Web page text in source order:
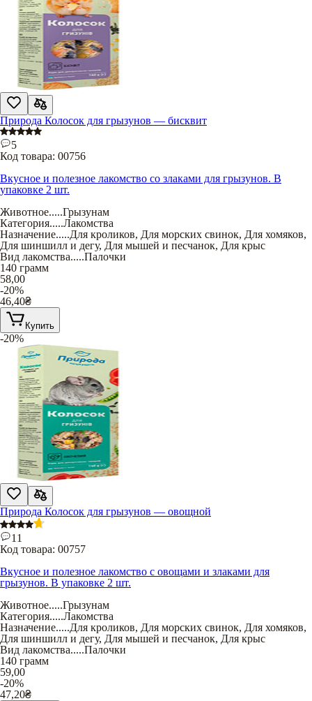
Природа Колосок для грызунов — бисквит
5
Код товара: 00756
Вкусное и полезное лакомство со злаками для грызунов. В
упаковке 2 шт.
Животное.....Грызунам
Категория.....Лакомства
Назначение.....Для кроликов, Для морских свинок, Для хомяков,
Для шиншилл и дегу, Для мышей и песчанок, Для крыс
Вид лакомства.....Палочки
140 грамм
58,00
-20%
46,40₴
Купить
-20%
Природа Колосок для грызунов — овощной
11
Код товара: 00757
Вкусное и полезное лакомство с овощами и злаками для
грызунов. В упаковке 2 шт.
Животное.....Грызунам
Категория.....Лакомства
Назначение.....Для кроликов, Для морских свинок, Для хомяков,
Для шиншилл и дегу, Для мышей и песчанок, Для крыс
Вид лакомства.....Палочки
140 грамм
59,00
-20%
47,20₴